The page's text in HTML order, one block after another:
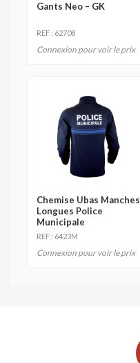
Gants Neo – GK
REF : 62708
Connexion pour voir le prix
Chemise Ubas Manches
Longues Police
Municipale
REF : 6423M
Connexion pour voir le prix